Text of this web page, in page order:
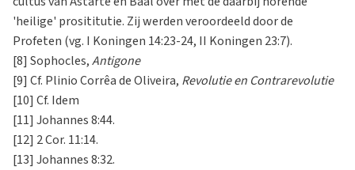
'heilige' prosititutie. Zij werden veroordeeld door de
Profeten (vg. I Koningen 14:23-24, II Koningen 23:7).
[8] Sophocles,Antigone
[9] Cf. Plinio Corrêa de Oliveira, Revolutie en Contrarevolutie
[10] Cf. Idem
[11] Johannes 8:44.
[12] 2 Cor. 11:14.
[13] Johannes 8:32.